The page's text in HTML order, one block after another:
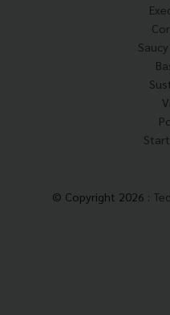
© Copyright 2026 :